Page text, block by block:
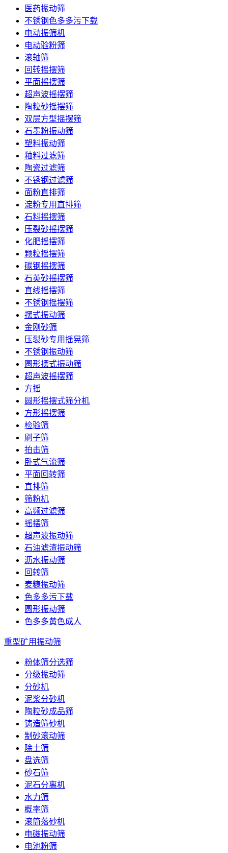
医药振动筛
不锈钢色多多污下载
电动振筛机
电动验粉筛
滚轴筛
回转摇摆筛
平面摇摆筛
超声波摇摆筛
陶粒砂摇摆筛
双层方型摇摆筛
石墨粉振动筛
塑料振动筛
釉料过滤筛
陶瓷过滤筛
不锈钢过滤筛
面粉直排筛
淀粉专用直排筛
石料摇摆筛
压裂砂摇摆筛
化肥摇摆筛
颗粒摇摆筛
碳钢摇摆筛
石英砂摇摆筛
直线摇摆筛
不锈钢摇摆筛
摆式振动筛
金刚砂筛
压裂砂专用摇晃筛
不锈钢振动筛
圆形摆式振动筛
超声波摇摆筛
方摇
圆形摇摆式筛分机
方形摇摆筛
检验筛
刷子筛
拍击筛
卧式气流筛
平面回转筛
直排筛
筛粉机
高频过滤筛
摇摆筛
超声波振动筛
石油滤渣振动筛
沥水振动筛
回转筛
麦糠振动筛
色多多污下载
圆形振动筛
色多多黄色成人
重型矿用振动筛
粉体筛分选筛
分级振动筛
分砂机
泥浆分砂机
陶粒砂成品筛
铸造筛砂机
制砂滚动筛
除土筛
盘选筛
砂石筛
泥石分离机
水力筛
概率筛
滚筒落砂机
电磁振动筛
电池粉筛